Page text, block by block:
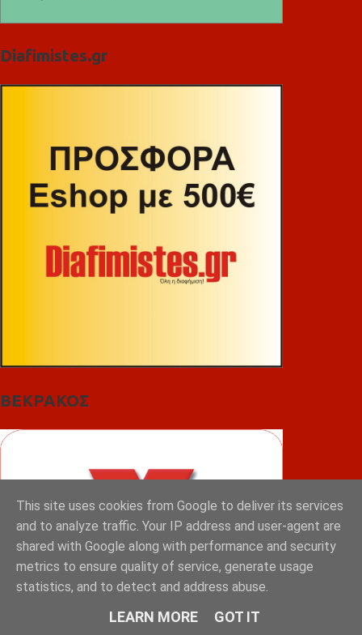
Diafimistes.gr
ΒΕΚΡΑΚΟΣ
This site uses cookies from Google to deliver its services
and to analyze traffic. Your IP address and user-agent are
shared with Google along with performance and security
metrics to ensure quality of service, generate usage
statistics, and to detect and address abuse.
LEARN MORE GOT IT